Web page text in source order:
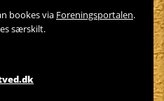
bookes via Foreningsportalen.
særskilt.